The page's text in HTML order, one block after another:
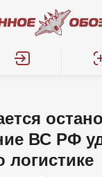
ВС РФ
логистике